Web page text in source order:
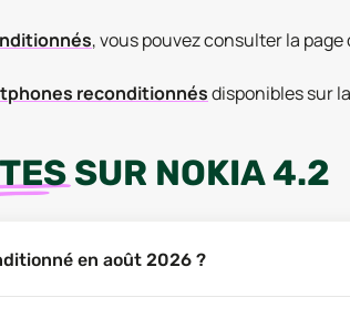
, vous pouvez consulter la page
reconditionnésdisponibles sur
SUR NOKIA 4.2
en août 2026 ?